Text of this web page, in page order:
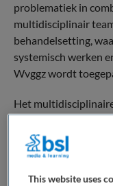
problematiek in
multidisciplinair
behandelsetting,
systemisch werken
Wvggz wordt
Het
bestaat uit een
specialisten-GGZ,
sociotherapeuten
This website uses